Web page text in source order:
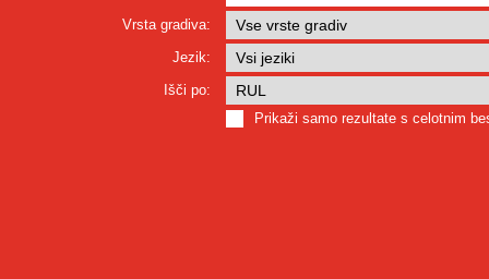
Vrsta gradiva:
Jezik:
Išči po:
Prikaži samo rezultate s celotnim